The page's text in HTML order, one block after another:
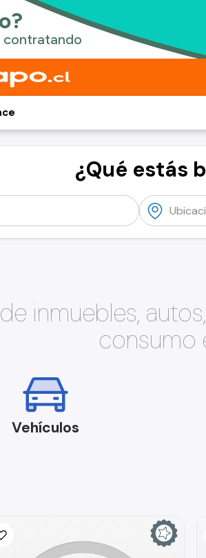
¿Qué estás
inmuebles,
consumo
Vehículos